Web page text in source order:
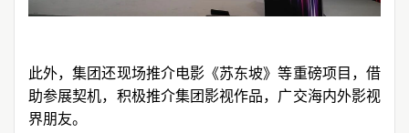
此外，集团还现场推介电影《苏东坡》等重磅项目，借
助参展契机，积极推介集团影视作品，广交海内外影视
界朋友。